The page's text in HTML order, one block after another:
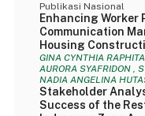
Publikasi Nasional
Enhancing
Communication
Housing
GINA CYNTHIA
AURORA SYAFRIDON ,
NADIA ANGELINA
Stakeholder
Success of the